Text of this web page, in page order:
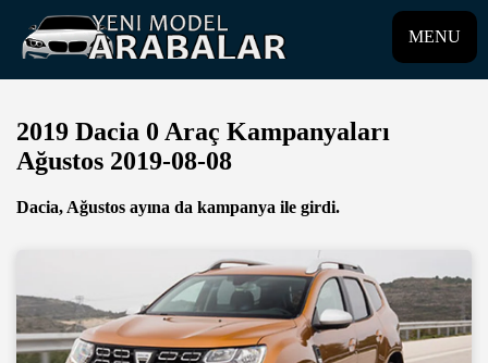
MENU
2019 Dacia 0 Araç Kampanyaları
Ağustos 2019-08-08
Dacia, Ağustos ayına da kampanya ile girdi.